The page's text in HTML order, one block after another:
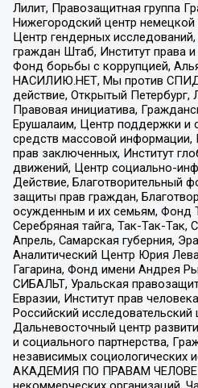
Лилит, Правозащитная группа
Нижегородский центр немецкой
Центр гендерных
граждан Штаб, Институт права и
Фонд борьбы с коррупцией,
НАСИЛИЮ.НЕТ, Мы против
действие, Открытый Петербург,
Правовая инициатива,
Ерушалаим, Центр поддержки и
средств массовой информации,
прав заключенных, Институт
движений, Центр социально-
Действие, Благотворительный
защиты прав граждан,
осужденным и их семьям, Фонд
Серебряная тайга, Так-Так-Так,
Апрель, Самарская губерния,
Аналитический Центр Юрия
Гагарина, Фонд имени Андрея
СИБАЛЬТ, Уральская
Евразии, Институт прав
Российский
Дальневосточный центр
и социального партнерства,
независимых социологических
АКАДЕМИЯ ПО ПРАВАМ